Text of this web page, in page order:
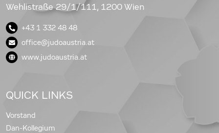
Wehlistraße 29/1/111, 1200 Wien
+43 1 332 48 48
office@judoaustria.at
www.judoaustria.at
QUICK LINKS
Vorstand
Dan-Kollegium